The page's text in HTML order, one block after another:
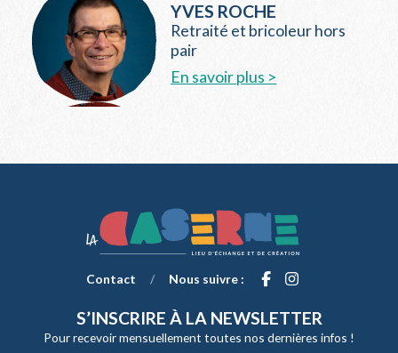
YVES ROCHE
Retraité et bricoleur hors
pair
En savoir plus >
Contact / Nous suivre :
S’INSCRIRE À LA NEWSLETTER
Pour recevoir mensuellement toutes nos dernières infos !